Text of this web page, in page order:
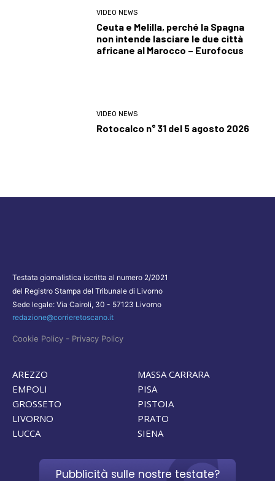
VIDEO NEWS
Ceuta e Melilla, perché la Spagna
non intende lasciare le due città
africane al Marocco – Eurofocus
VIDEO NEWS
Rotocalco n° 31 del 5 agosto 2026
Testata giornalistica iscritta al numero 2/2021
del Registro Stampa del Tribunale di Livorno
Sede legale: Via Cairoli, 30 - 57123 Livorno
redazione@corrieretoscano.it
Cookie Policy - Privacy Policy
AREZZO
EMPOLI
GROSSETO
LIVORNO
LUCCA
MASSA CARRARA
PISA
PISTOIA
PRATO
SIENA
Pubblicità sulle nostre testate?